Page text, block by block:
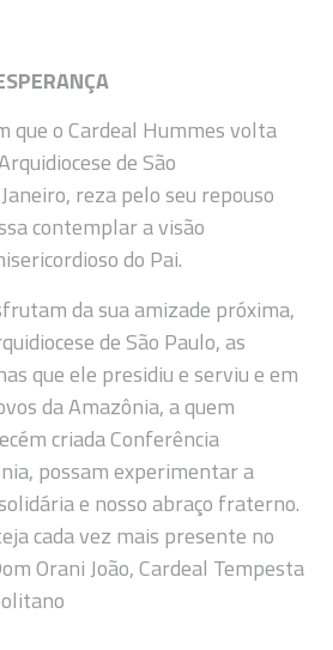
que o Cardeal Hummes volta
de São
reza pelo seu repouso
contemplar a visão
do Pai.
da sua amizade próxima,
de São Paulo, as
que ele presidiu e serviu e em
da Amazônia, a quem
criada Conferência
possam experimentar a
e nosso abraço fraterno.
cada vez mais presente no
Orani João, Cardeal Tempesta